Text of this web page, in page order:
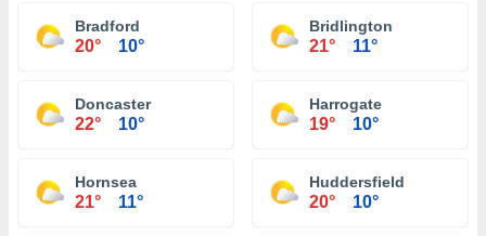
Bradford
20° 10°
Bridlington
21° 11°
Doncaster
22° 10°
Harrogate
19° 10°
Hornsea
21° 11°
Huddersfield
20° 10°